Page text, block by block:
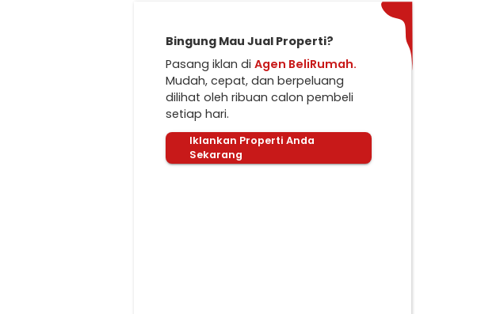
Bingung Mau Jual Properti?
Pasang iklan di Agen BeliRumah.
Mudah, cepat, dan berpeluang
dilihat oleh ribuan calon pembeli
setiap hari.
Iklankan Properti Anda
Sekarang